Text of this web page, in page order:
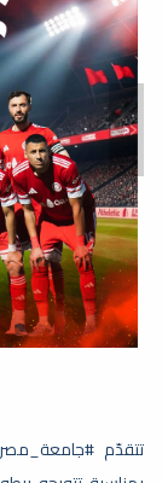
«
تتقدّم